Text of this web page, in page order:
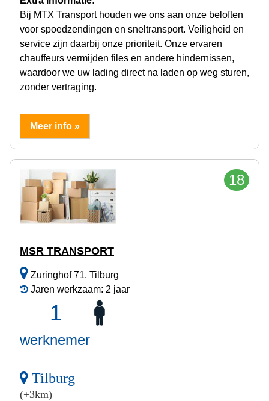
Bij MTX Transport houden we ons aan onze beloften
voor spoedzendingen en sneltransport. Veiligheid en
service zijn daarbij onze prioriteit. Onze ervaren
chauffeurs vermijden files en andere hindernissen,
waardoor we uw lading direct na laden op weg sturen,
zonder vertraging.
Meer info »
18
MSR TRANSPORT
Zuringhof 71, Tilburg
Jaren werkzaam: 2 jaar
1
werknemer
Tilburg
(+3km)